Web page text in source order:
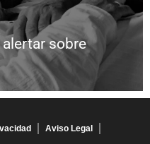
sobre
Aviso Legal